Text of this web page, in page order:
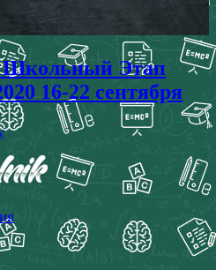
Этап
16-22 сентября